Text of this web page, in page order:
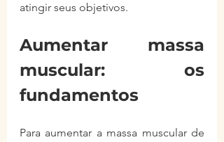
atingir seus objetivos.
Aumentar massa
muscular: os
fundamentos
Para aumentar a massa muscular de